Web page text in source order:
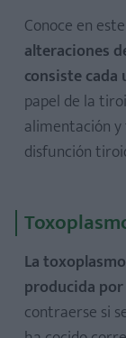
Conoce en
alteraciones
consiste cada
papel de la
alimentación
disfunción
La
producida
contraerse si